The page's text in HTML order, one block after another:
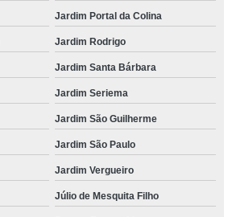
Jardim Portal da Colina
Jardim Rodrigo
Jardim Santa Bárbara
Jardim Seriema
Jardim São Guilherme
Jardim São Paulo
Jardim Vergueiro
Júlio de Mesquita Filho